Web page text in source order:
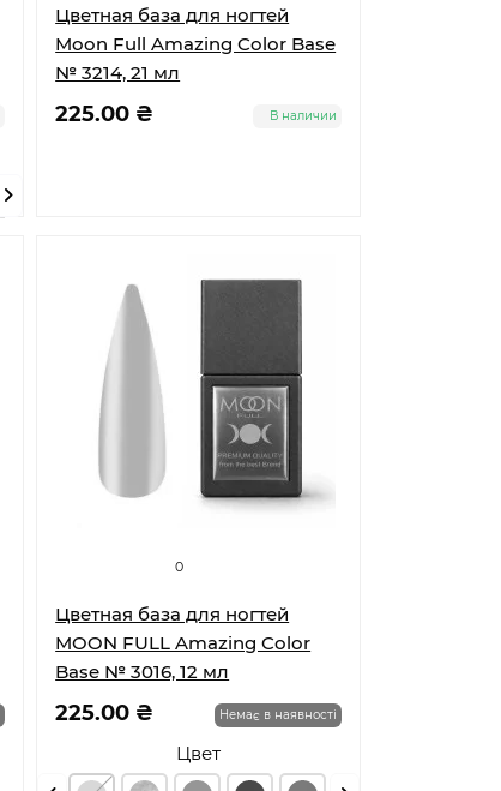
Цветная база для ногтей
Moon Full Amazing Color Base
№ 3214, 21 мл
225.00 ₴ В наличии
0
Цветная база для ногтей
MOON FULL Amazing Color
Base № 3016, 12 мл
Цвет
225.00 ₴ Немає в наявності